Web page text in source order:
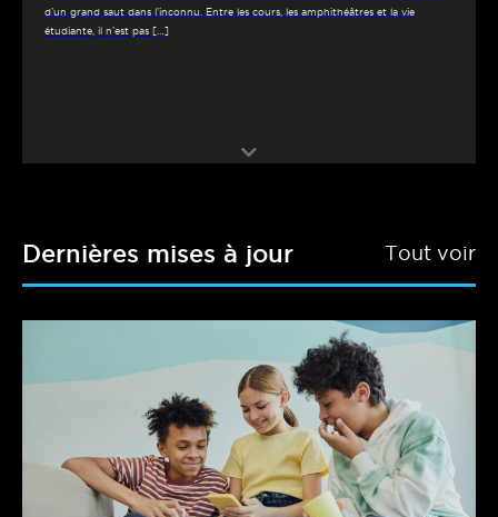
d’un grand saut dans l’inconnu. Entre les cours, les amphithéâtres et la vie
étudiante, il n’est pas […]
Dernières mises à jour Tout voir